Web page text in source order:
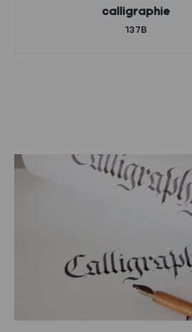
calligraphie
137B